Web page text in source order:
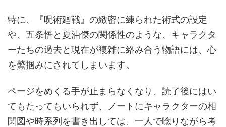
特に、『呪術廻戦』の緻密に練られた術式の設定
や、五条悟と夏油傑の関係性のような、キャラクタ
ーたちの過去と現在が複雑に絡み合う物語には、心
を鷲掴みにされてしまいます。
ページをめくる手が止まらなくなり、読了後にはい
てもたってもいられず、ノートにキャラクターの相
関図や時系列を書き出しては、一人で唸りながら考